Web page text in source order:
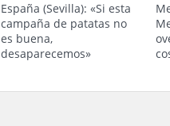
España (Sevilla): «Si esta
campaña de patatas no
es buena,
desaparecemos»